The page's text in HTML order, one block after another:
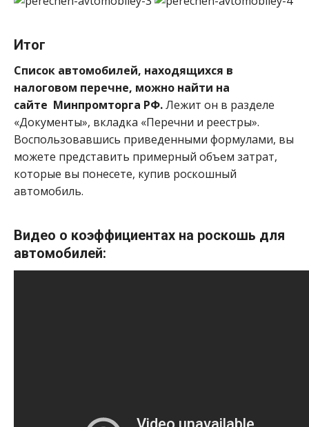
Итог
Список автомобилей, находящихся в
налоговом перечне, можно найти на
сайте Минпромторга РФ.Лежит он в разделе
«Документы», вкладка «Перечни и реестры».
Воспользовавшись приведенными формулами, вы
можете представить примерный объем затрат,
которые вы понесете, купив роскошный
автомобиль.
Видео о коэффициентах на роскошь для
автомобилей: